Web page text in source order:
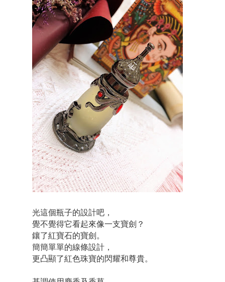
光這個瓶子的設計吧，
覺不覺得它看起來像一支寶劍？
鑲了紅寶石的寶劍。
簡簡單單的線條設計，
更凸顯了紅色珠寶的閃耀和尊貴。